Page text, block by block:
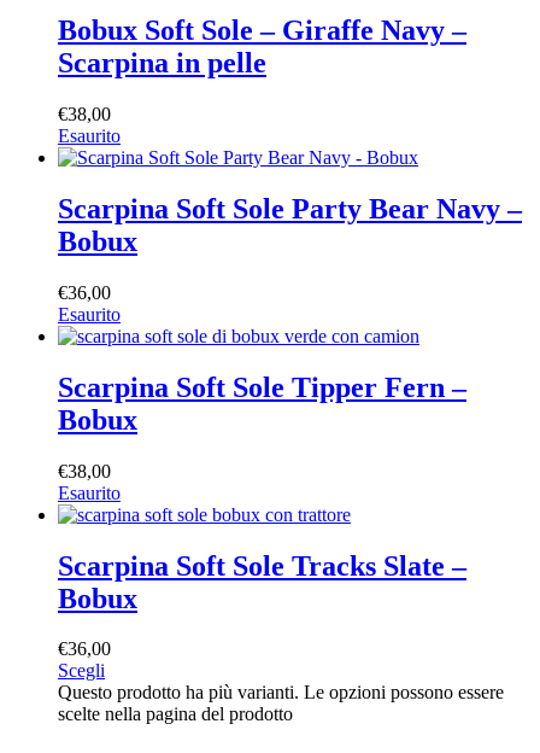
Bobux Soft Sole – Giraffe Navy –
Scarpina in pelle
€38,00
Esaurito
Scarpina Soft Sole Party Bear Navy –
Bobux
€36,00
Esaurito
Scarpina Soft Sole Tipper Fern –
Bobux
€38,00
Esaurito
Scarpina Soft Sole Tracks Slate –
Bobux
€36,00
Scegli
Questo prodotto ha più varianti. Le opzioni possono essere
scelte nella pagina del prodotto